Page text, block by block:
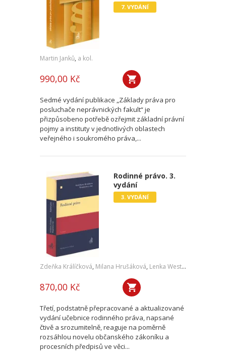
7. VYDÁNÍ
Martin Janků, a kol.
990,00 Kč
Sedmé vydání publikace „Základy práva pro
posluchače neprávnických fakult“ je
přizpůsobeno potřebě ozřejmit základní právní
pojmy a instituty v jednotlivých oblastech
veřejného i soukromého práva,...
Rodinné právo. 3.
vydání
3. VYDÁNÍ
Zdeňka Králíčková, Milana Hrušáková, Lenka Westphalová
870,00 Kč
Třetí, podstatně přepracované a aktualizované
vydání učebnice rodinného práva, napsané
čtivě a srozumitelně, reaguje na poměrně
rozsáhlou novelu občanského zákoníku a
procesních předpisů ve věci...